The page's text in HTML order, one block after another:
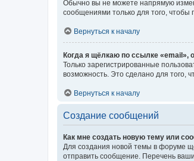
Обычно вы не можете напрямую
сообщениями только для того,
Вернуться к началу
Когда я щёлкаю по ссылке «email»,
Только зарегистрированные
возможность. Это сделано для того,
Вернуться к началу
Создание сообщений
Как мне создать новую тему или
Для создания новой темы в форуме
отправить сообщение. Перечень